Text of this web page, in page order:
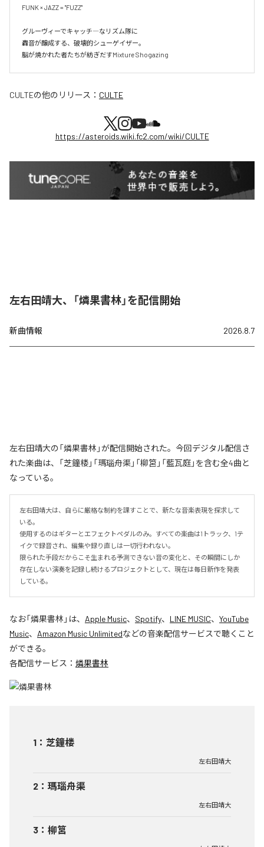
FUNK × JAZZ = "FUZZ"
グルーヴィーでキャッチ―なリズム隊に
轟音が醸成する、破壊的シューゲイザー。
脳が焼かれた者たちが紡ぎだすMixture Shogazing
CULTEの他のリリース： CULTE
https://asteroids.wiki.fc2.com/wiki/CULTE
左右田靖大、「燐果書林」を配信開始
新曲情報 2026.8.7
左右田靖大の「燐果書林」が配信開始された。今回デジタル配信さ
れた楽曲は、「芝鐘楼」「瑪瑙舟渠」「柳筥」「藍瓦庭」を含む全4曲と
なっている。
左右田靖大は、自らに厳格な制約を課すことで、新たな音楽表現を探求して
いる。
使用するのはギターとエフェクトペダルのみ。すべての楽曲は1トラック、1テ
イクで録音され、編集や録り直しは一切行われない。
限られた手段だからこそ生まれる予測できない音の変化と、その瞬間にしか
存在しない演奏を記録し続けるプロジェクトとして、現在は毎日新作を発表
している。
なお「燐果書林 」は、 Apple Music、 Spotify、 LINE MUSIC、 YouTube
Music、 Amazon Music Unlimitedなどの音楽配信サービスで聴くこと
ができる。
各配信サービス： 燐果書林
1 ： 芝鐘楼
左右田靖大
2 ： 瑪瑙舟渠
左右田靖大
3 ： 柳筥